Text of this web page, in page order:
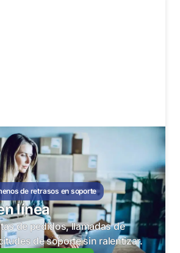
de retrasos en soporte
línea
de pedidos, llamadas de
de soporte sin ralentizar.